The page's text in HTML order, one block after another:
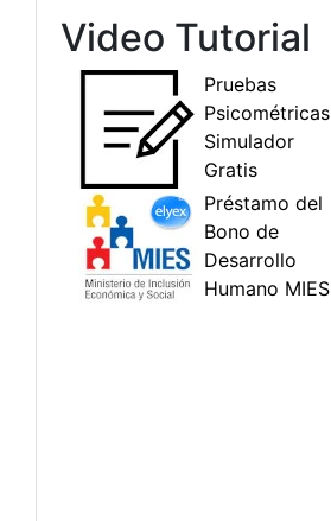
Video Tutorial